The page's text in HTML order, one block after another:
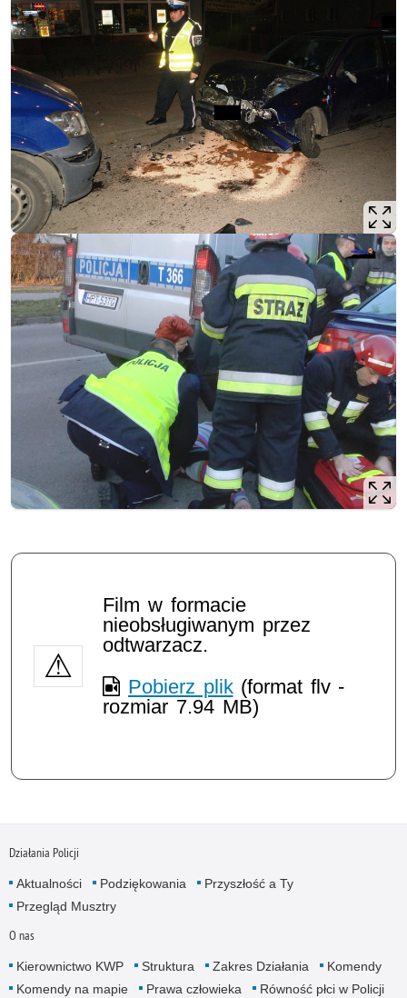
Film w formacie
nieobsługiwanym przez
odtwarzacz.
Pobierz plik(format flv -
rozmiar 7.94 MB)
Działania Policji
Aktualności Podziękowania
Przyszłość a Ty
Przegląd Musztry
O nas
Kierownictwo KWP Struktura Zakres Działania
Komendy
Komendy na mapie
Prawa człowieka Równość płci w Policji